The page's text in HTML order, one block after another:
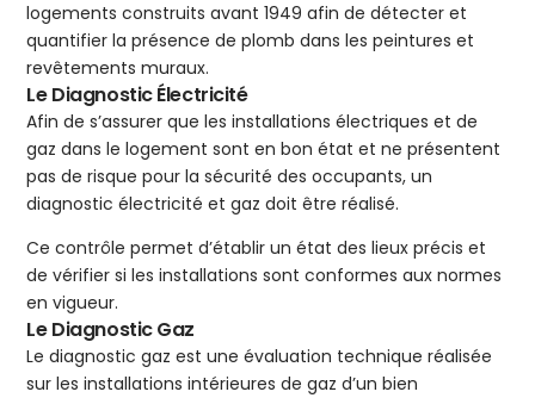
logements construits avant 1949 afin de détecter et
quantifier la présence de plomb dans les peintures et
revêtements muraux.
Le Diagnostic Électricité
Afin de s’assurer que les installations électriques et de
gaz dans le logement sont en bon état et ne présentent
pas de risque pour la sécurité des occupants, un
diagnostic électricité et gaz doit être réalisé.
Ce contrôle permet d’établir un état des lieux précis et
de vérifier si les installations sont conformes aux normes
en vigueur.
Le Diagnostic Gaz
Le diagnostic gaz est une évaluation technique réalisée
sur les installations intérieures de gaz d’un bien